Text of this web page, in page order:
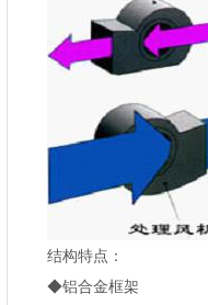
结构特点：
◆铝合金框架